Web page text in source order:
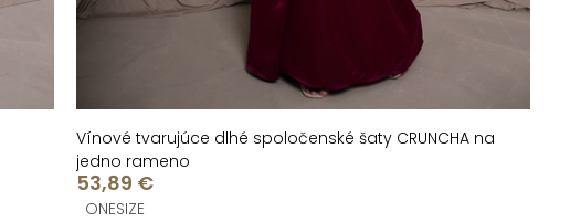
Vínové tvarujúce dlhé spoločenské šaty CRUNCHA na
jedno rameno
53,89 €
ONESIZE